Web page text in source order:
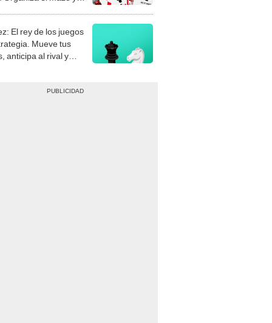
El rey de los juegos
Mueve tus
anticipa al rival y
el jaque mate.